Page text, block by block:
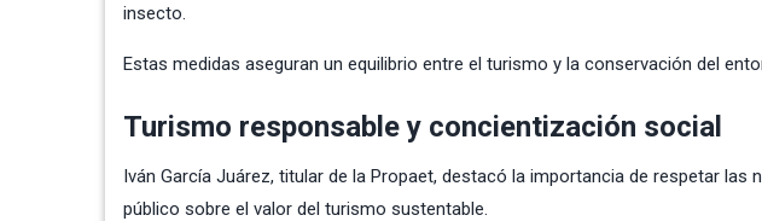
insecto.
Estas medidas aseguran un equilibrio entre el turismo y la conservación del
Turismo responsable y concientización social
Iván García Juárez, titular de la Propaet, destacó la importancia de respetar las
público sobre el valor del turismo sustentable.